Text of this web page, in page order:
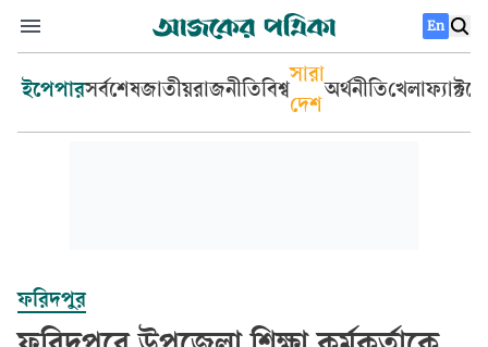
En
ইপেপারসর্বশেষজাতীয়রাজনীতিবিশ্ব
সারা
দেশ
অর্থনীতিখেলা
ফরিদপুর